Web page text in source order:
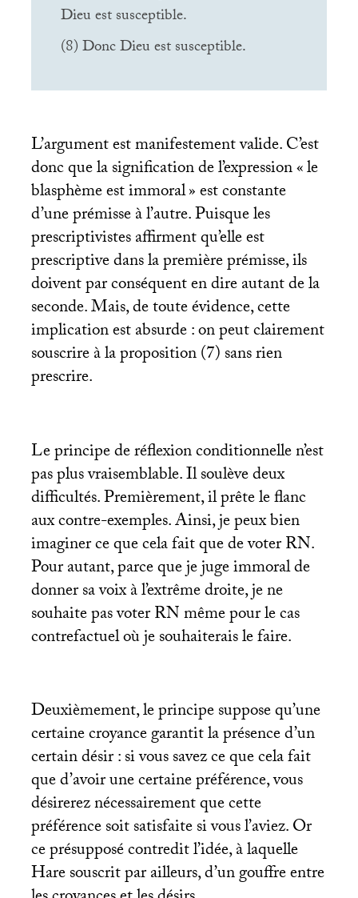
Dieu est susceptible.
(8) Donc Dieu est susceptible.
L’argument est manifestement valide. C’est
donc que la signification de l’expression «le
blasphème est immoral» est constante
d’une prémisse à l’autre. Puisque les
prescriptivistes affirment qu’elle est
prescriptive dans la première prémisse, ils
doivent par conséquent en dire autant de la
seconde. Mais, de toute évidence, cette
implication est absurde : on peut clairement
souscrire à la proposition (7) sans rien
prescrire.
Le principe de réflexion conditionnelle n’est
pas plus vraisemblable. Il soulève deux
difficultés. Premièrement, il prête le flanc
aux contre-exemples. Ainsi, je peux bien
imaginer ce que cela fait que de voterRN.
Pour autant, parce que je juge immoral de
donner sa voix à l’extrême droite, je ne
souhaite pas voterRNmême pour le cas
contrefactuel où je souhaiterais le faire.
Deuxièmement, le principe suppose qu’une
certaine croyance garantit la présence d’un
certain désir : si vous savez ce que cela fait
que d’avoir une certaine préférence, vous
désirerez nécessairement que cette
préférence soit satisfaite si vous l’aviez. Or
ce présupposé contredit l’idée, à laquelle
Hare souscrit par ailleurs, d’un gouffre entre